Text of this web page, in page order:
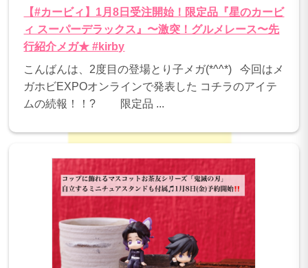
【#カービィ】1月8日受注開始！限定品『星のカービ
ィ スーパーデラックス』〜激突！グルメレース〜先
行紹介メガ★ #kirby
こんばんは、2度目の登場とり子メガ(*^^*) 今回はメ
ガホビEXPOオンラインで発表した コチラのアイテ
ムの続報！！? 限定品 ...